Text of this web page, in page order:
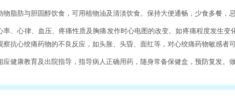
物脂肪与胆固醇饮食，可用植物油及清淡饮食。保持大便通畅，少食多餐，
率、心律、血压、疼痛性质及胸痛发作时心电图的改变。如疼痛程度发生
察抗心绞痛药物的不良反应，如头胀、头昏、面红等，对心绞痛药物敏感者
应健康教育及出院指导，指导病人正确用药，随身常备保健盒，预防复发。